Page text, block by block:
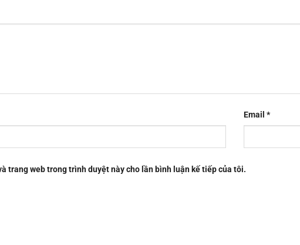
Email *
trang web trong trình duyệt này cho lần bình luận kế tiếp của tôi.